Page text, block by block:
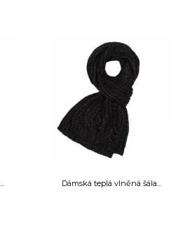
Dámská teplá vlněná šála...